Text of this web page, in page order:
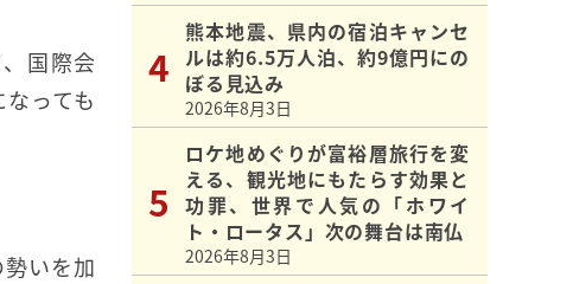
国際会
っても
いを加
熊本地震、県内の宿泊キャンセ
ルは約6.5万人泊、約9億円にの
ぼる見込み
2026年8月3日
ロケ地めぐりが富裕層旅行を変
える、観光地にもたらす効果と
功罪、世界で人気の「ホワイ
ト・ロータス」次の舞台は南仏
2026年8月3日